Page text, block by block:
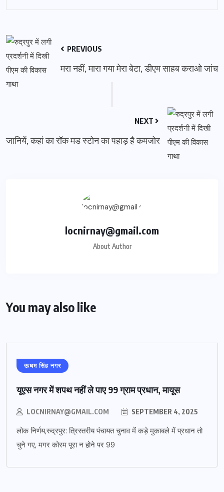
PREVIOUS
मरा नहीं, मारा गया मेरा बेटा, डीएम साहब कराओ जांच
NEXT
जानियें, कहां का रॉक मड स्टोन का पहाड़ है कमजोर
locnirnay@gmail.com
About Author
You may also like
ऊधम सिंह नगर
यूएस नगर में शपथ नहीं ले पाए 99 ग्राम प्रधान, मायूस
LOCNIRNAY@GMAIL.COM SEPTEMBER 4, 2025
लोक निर्णय,रुद्रपुर: त्रिस्तरीय पंचायत चुनाव में कड़े मुकाबले में प्रधान तो
चुने गए, मगर कोरम पूरा न होने पर 99